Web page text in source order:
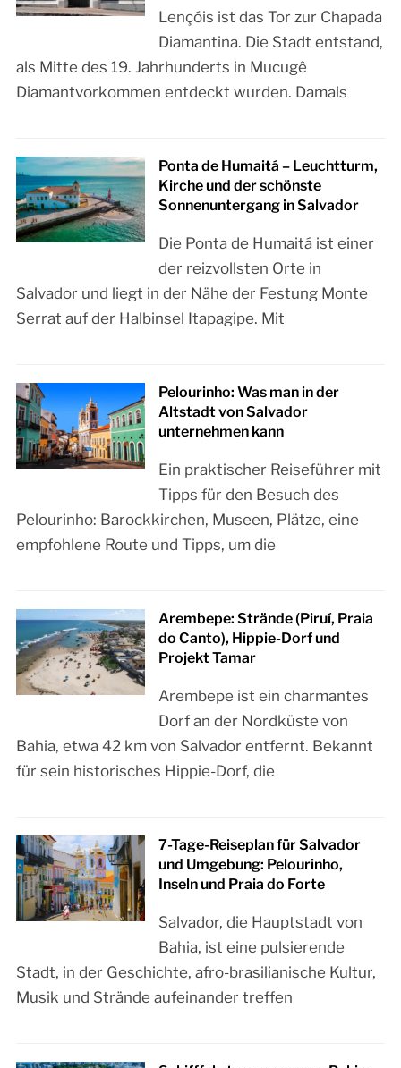
Lençóis ist das Tor zur Chapada
Diamantina. Die Stadt entstand,
als Mitte des 19. Jahrhunderts in Mucugê
Diamantvorkommen entdeckt wurden. Damals
Ponta de Humaitá – Leuchtturm,
Kirche und der schönste
Sonnenuntergang in Salvador
Die Ponta de Humaitá ist einer
der reizvollsten Orte in
Salvador und liegt in der Nähe der Festung Monte
Serrat auf der Halbinsel Itapagipe. Mit
Pelourinho: Was man in der
Altstadt von Salvador
unternehmen kann
Ein praktischer Reiseführer mit
Tipps für den Besuch des
Pelourinho: Barockkirchen, Museen, Plätze, eine
empfohlene Route und Tipps, um die
Arembepe: Strände (Piruí, Praia
do Canto), Hippie-Dorf und
Projekt Tamar
Arembepe ist ein charmantes
Dorf an der Nordküste von
Bahia, etwa 42 km von Salvador entfernt. Bekannt
für sein historisches Hippie-Dorf, die
7-Tage-Reiseplan für Salvador
und Umgebung: Pelourinho,
Inseln und Praia do Forte
Salvador, die Hauptstadt von
Bahia, ist eine pulsierende
Stadt, in der Geschichte, afro-brasilianische Kultur,
Musik und Strände aufeinander treffen